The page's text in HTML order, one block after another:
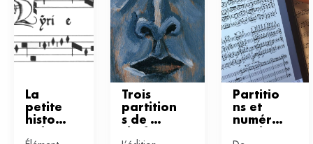
La
petite
histoir
Trois
partition
s de
Partitio
ns et
numériq